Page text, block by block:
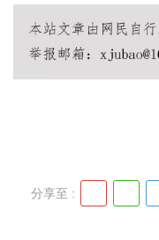
分享至 :